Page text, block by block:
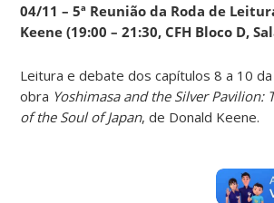
04/11 – 5ª Reunião da Roda de
Keene (19:00 – 21:30, CFH Bloco D,
Leitura e debate dos capítulos 8 a 10 da
obra Yoshimasa and the Silver Pavilion:
of the Soul of Japan, de Donald Keene.